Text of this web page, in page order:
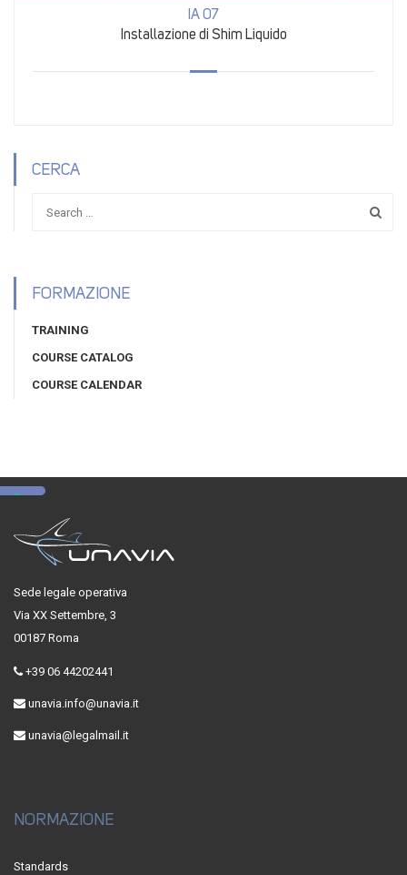
IA 07
Installazione di Shim Liquido
CERCA
FORMAZIONE
TRAINING
COURSE CATALOG
COURSE CALENDAR
Sede legale operativa
Via XX Settembre, 3
00187 Roma
+39 06 44202441
unavia.info@unavia.it
unavia@legalmail.it
NORMAZIONE
Standards